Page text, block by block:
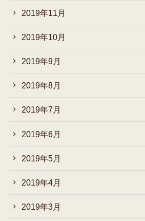
2019年11月
2019年10月
2019年9月
2019年8月
2019年7月
2019年6月
2019年5月
2019年4月
2019年3月